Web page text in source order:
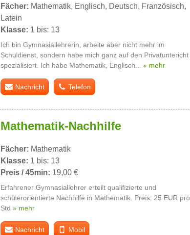
Fächer: Mathematik, Englisch, Deutsch, Französisch,
Latein
Klasse: 1 bis: 13
Ich bin Gymnasiallehrerin, arbeite aber nicht mehr im
Schuldienst, sondern habe mich ganz auf den Privatuntericht
spezialisiert. Ich habe Mathematik, Englisch... » mehr
Nachricht Telefon
Mathematik-Nachhilfe
Fächer: Mathematik
Klasse: 1 bis: 13
Preis / 45min: 19,00 €
Erfahrener Gymnasiallehrer erteilt qualifizierte und
schülerorientierte Nachhilfe in Mathematik. Preis: 25 EUR pro
Std » mehr
Nachricht Mobil